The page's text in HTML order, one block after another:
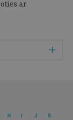
ar
H I J
K